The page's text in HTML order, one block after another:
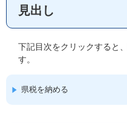
見出し
下記目次をクリックすると
す。
県税を納める